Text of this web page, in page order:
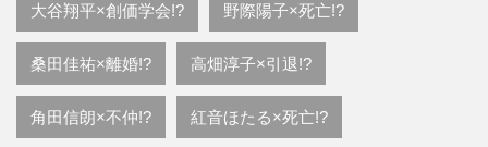
大谷翔平×創価学会!? 野際陽子×死亡!?
桑田佳祐×離婚!? 高畑淳子×引退!?
角田信朗×不仲!? 紅音ほたる×死亡!?